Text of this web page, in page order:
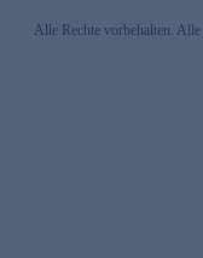
Alle Rechte vorbehalten.